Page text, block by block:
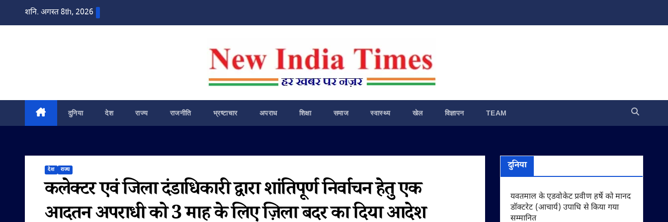
शनि. अगस्त 8th, 2026
दुनिया देश राज्य राजनीति भ्रष्टाचार अपराध शिक्षा समाज स्वास्थ्य खेल विज्ञापन TEAM
देश राज्य
कलेक्टर एवं जिला दंडाधिकारी द्वारा शांतिपूर्ण निर्वाचन हेतु एक
आदतन अपराधी को 3 माह के लिए ज़िला बदर का दिया आदेश
दुनिया
यवतमाल के एडवोकेट प्रवीण हर्षे को मानद
डॉक्टरेट (आचार्य) उपाधि से किया गया
सम्मानित